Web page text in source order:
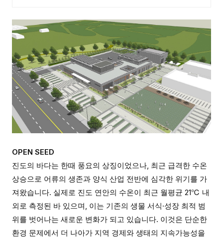
한 모든 솔루션을 사용 가능
OPEN SEED
진도의 바다는 한때 풍요의 상징이었으나, 최근 급격한 수온
상승으로 어류의 생존과 양식 산업 전반에 심각한 위기를 가
져왔습니다. 실제로 진도 연안의 수온이 최근 월평균 21℃ 내
외로 측정된 바 있으며, 이는 기존의 생물 서식·성장 최적 범
위를 벗어나는 새로운 변화가 되고 있습니다. 이것은 단순한
환경 문제에서 더 나아가 지역 경제와 생태의 지속가능성을